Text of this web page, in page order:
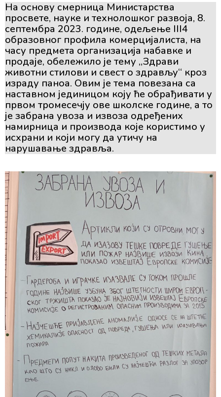
На основу смерница Министарства
просвете, науке и технолошког развоја, 8.
септембра 2023. године, одељење III4
образовног профила комерцијалиста, на
часу предмета организација набавке и
продаје, обележило је тему „Здрави
животни стилови и свест о здрављу“ кроз
израду паноа. Овим је тема повезана са
наставном јединицом коју ће обрађивати у
првом тромесечју ове школске године, а то
је забрана увоза и извоза одређених
намирница и производа које користимо у
исхрани и који могу да утичу на
нарушавање здравља.